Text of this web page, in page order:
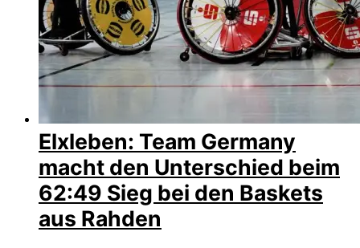
Elxleben: Team Germany
macht den Unterschied beim
62:49 Sieg bei den Baskets
aus Rahden